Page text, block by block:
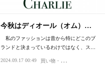
サービス・おもてなし 買い物・デパート
今秋はディオール（オム）…
私のファッションは昔から特にどこのブ
ランドと決まっているわけではなく、ス…
2024.09.17 00:49 買
い物・デパート